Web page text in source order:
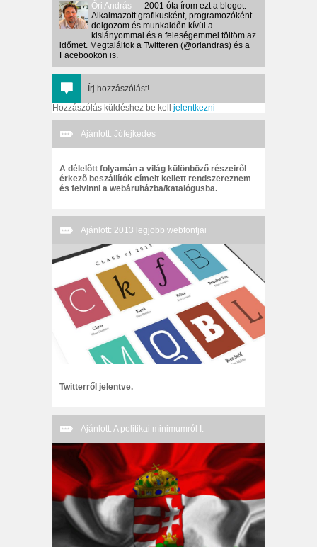
Őri András — 2001 óta írom ezt a blogot.
Alkalmazott grafikusként, programozóként
dolgozom és munkaidőn kívül a
kislányommal és a feleségemmel töltöm az
időmet. Megtaláltok a Twitteren (@oriandras) és a
Facebookon is.
Írj hozzászólást!
Hozzászólás küldéshez be kell jelentkezni
Ajánlott: Jófejkedés
A délelőtt folyamán a világ különböző részeiről
érkező beszállítók címeit kellett rendszereznem
és felvinni a webáruházba/katalógusba.
Ajánlott: 2013 legjobb webfontjai
Twitterről jelentve.
Ajánlott: A politikai minimumról I.